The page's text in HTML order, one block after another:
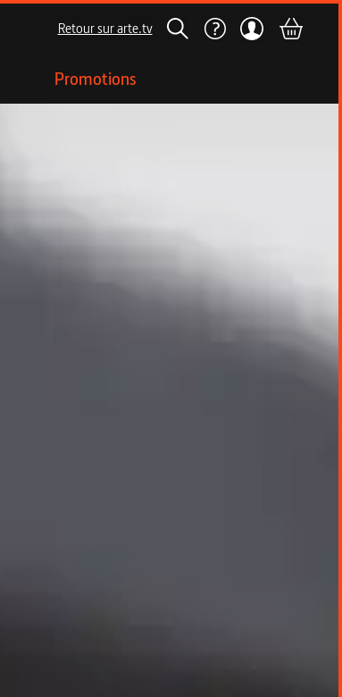
Retour sur arte.tv
Promotions